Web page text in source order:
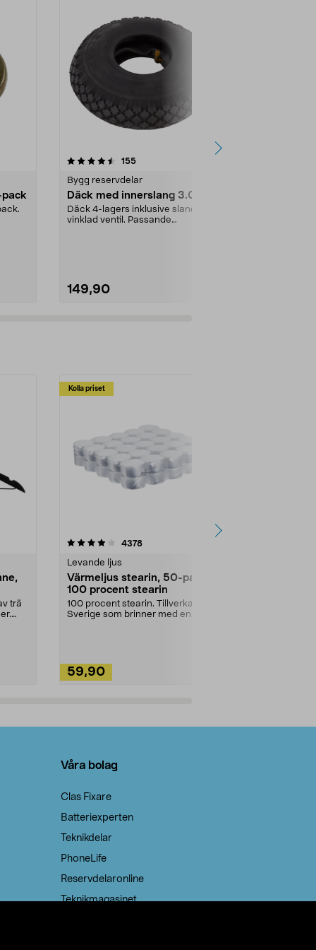
155recensioner
Bygg reservdelar
Däck med innerslang 3.00-4
Däck 4-lagers inklusive slang med
vinklad ventil. Passande
149,90
4.5 av 5 stjärnor
trä
Kolla priset
4378recensioner
Levande ljus
Värmeljus stearin, 50-pack,
100 procent stearin
100 procent stearin. Tillverkade i
Sverige som brinner med en
59,90
4.5av 5 stjärnor
Våra bolag
Clas Fixare
Batteriexperten
Teknikdelar
PhoneLife
Reservdelaronline
Teknikmagasinet